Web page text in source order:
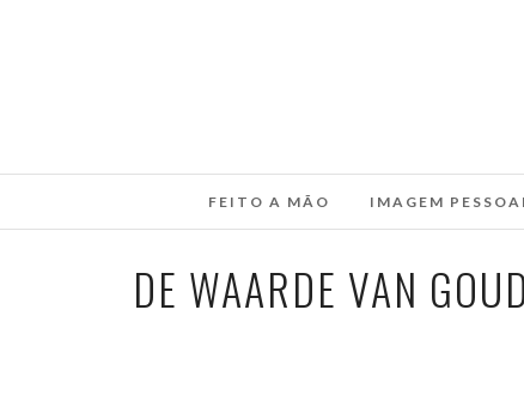
FEITO A MÃO IMAGEM
DE WAARDE VAN